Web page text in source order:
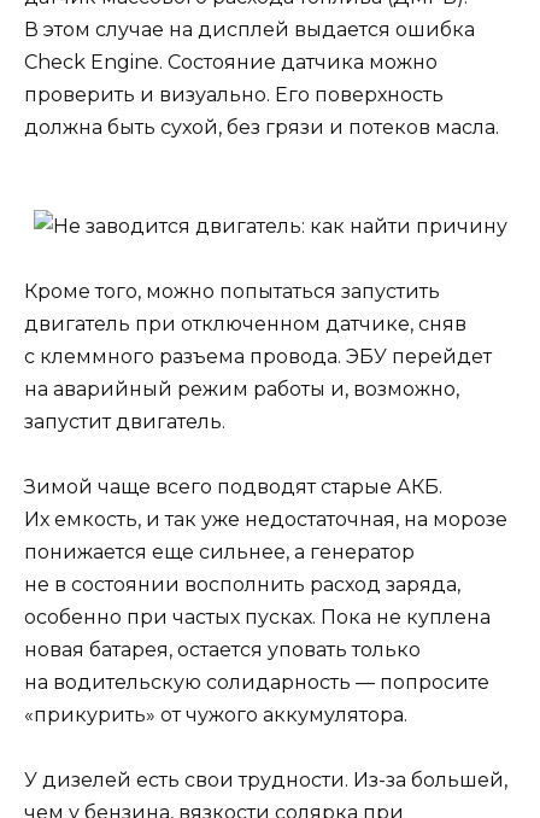
В этом случае на дисплей выдается ошибка
Check Engine. Состояние датчика можно
проверить и визуально. Его поверхность
должна быть сухой, без грязи и потеков масла.
Кроме того, можно попытаться запустить
двигатель при отключенном датчике, сняв
с клеммного разъема провода. ЭБУ перейдет
на аварийный режим работы и, возможно,
запустит двигатель.
Зимой чаще всего подводят старые АКБ.
Их емкость, и так уже недостаточная, на морозе
понижается еще сильнее, а генератор
не в состоянии восполнить расход заряда,
особенно при частых пусках. Пока не куплена
новая батарея, остается уповать только
на водительскую солидарность — попросите
«прикурить» от чужого аккумулятора.
У дизелей есть свои трудности. Из-за большей,
чем у бензина, вязкости солярка при